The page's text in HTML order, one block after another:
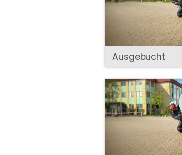
Ausgebucht